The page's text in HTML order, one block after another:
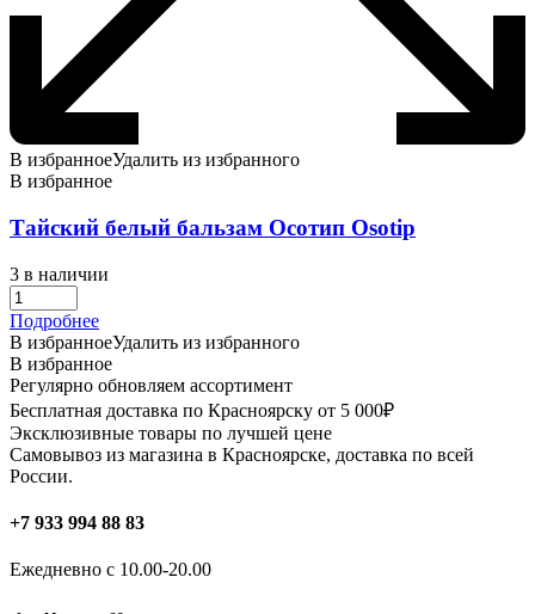
В избранноеУдалить из избранного
В избранное
Тайский белый бальзам Осотип Оsotip
3 в наличии
Подробнее
В избранноеУдалить из избранного
В избранное
Регулярно обновляем ассортимент
Бесплатная доставка по Красноярску от 5 000₽
Эксклюзивные товары по лучшей цене
Самовывоз из магазина в Красноярске, доставка по всей
России.
+7 933 994 88 83
Ежедневно с 10.00-20.00